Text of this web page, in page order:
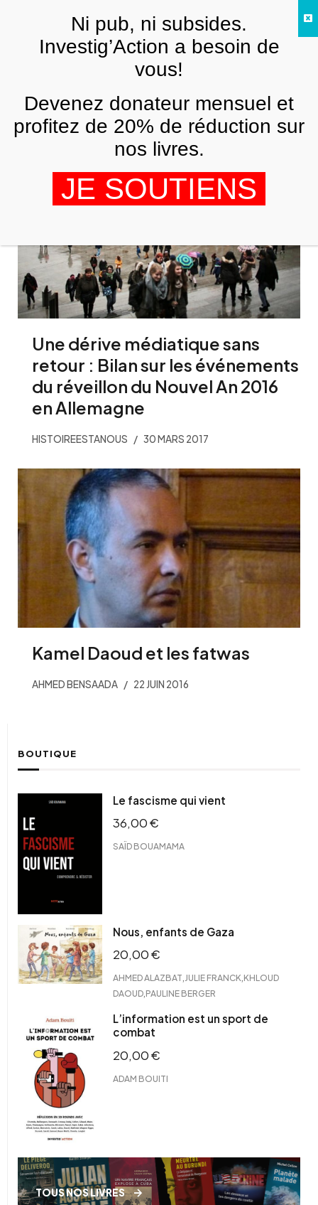
Une dérive médiatique sans
retour : Bilan sur les événements
du réveillon du Nouvel An 2016
en Allemagne
HISTOIREESTANOUS 30 MARS 2017
Kamel Daoud et les fatwas
AHMED BENSAADA 22 JUIN 2016
BOUTIQUE
Le fascisme qui vient
36,00€
SAÏD BOUAMAMA
Nous, enfants de Gaza
20,00€
AHMED ALAZBAT JULIE FRANCK KHLOUD
DAOUD PAULINE BERGER
L’information est un sport de
combat
20,00€
ADAM BOUITI
TOUS NOS LIVRES
FRNi pub, ni subsides.
Investig’Action a besoin de
vous!
Devenez donateur mensuel et
profitez de 20% de réduction sur
nos livres.
JE SOUTIENS